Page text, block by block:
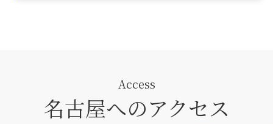
Access
名古屋へのアクセス